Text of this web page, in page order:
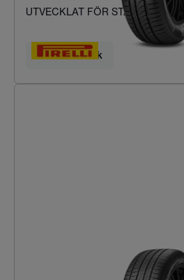
UTVECKLAT FÖR STADSKÖRNING
Hitta ditt däck